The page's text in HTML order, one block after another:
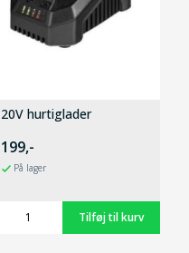
20V hurtiglader
199,-
På lager